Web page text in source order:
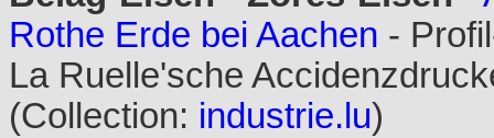
Rothe Erde bei Aachen -
La Ruelle'sche
(Collection: industrie.lu)